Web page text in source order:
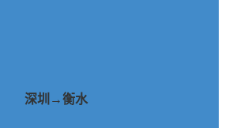
深圳→衡水